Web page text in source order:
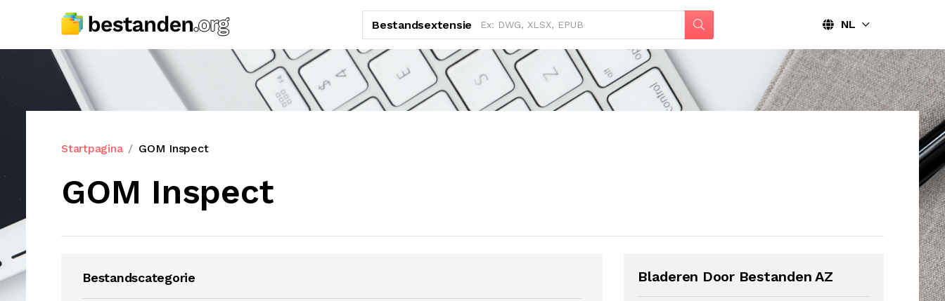
Bestandsextensie NL
Startpagina GOM Inspect
GOM Inspect
Bestandscategorie Bladeren Door Bestanden AZ